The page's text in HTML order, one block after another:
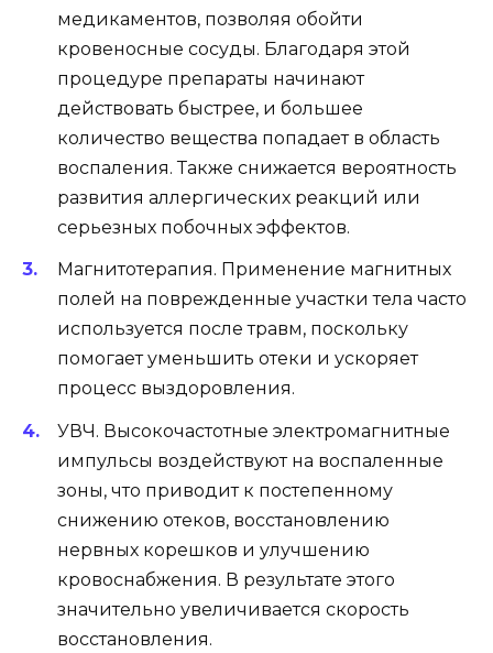
медикаментов, позволяя обойти
кровеносные сосуды. Благодаря этой
процедуре препараты начинают
действовать быстрее, и большее
количество вещества попадает в область
воспаления. Также снижается вероятность
развития аллергических реакций или
серьезных побочных эффектов.
Магнитотерапия. Применение магнитных
полей на поврежденные участки тела часто
используется после травм, поскольку
помогает уменьшить отеки и ускоряет
процесс выздоровления.
УВЧ. Высокочастотные электромагнитные
импульсы воздействуют на воспаленные
зоны, что приводит к постепенному
снижению отеков, восстановлению
нервных корешков и улучшению
кровоснабжения. В результате этого
значительно увеличивается скорость
восстановления.